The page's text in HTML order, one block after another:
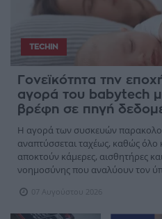
TECHIN
Γονεϊκότητα την
αγορά του babytech
βρέφη σε πηγή
Η αγορά των συσκευών
αναπτύσσεται ταχέως, καθώς όλο
αποκτούν κάμερες, αισθητήρες
νοημοσύνης που αναλύουν τον
07 Αυγούστου 2026